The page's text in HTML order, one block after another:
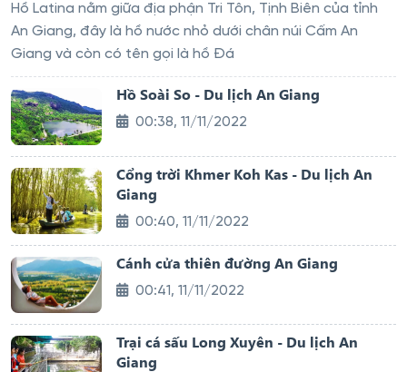
Hồ Latina nằm giữa địa phận Tri Tôn, Tịnh Biên của tỉnh
An Giang, đây là hồ nước nhỏ dưới chân núi Cấm An
Giang và còn có tên gọi là hồ Đá
Hồ Soài So - Du lịch An Giang
00:38, 11/11/2022
Cổng trời Khmer Koh Kas - Du lịch An
Giang
00:40, 11/11/2022
Cánh cửa thiên đường An Giang
00:41, 11/11/2022
Trại cá sấu Long Xuyên - Du lịch An
Giang